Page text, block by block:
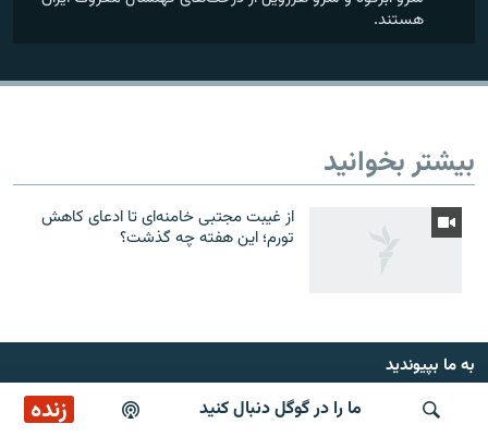
ما را در گوگل دنبال کنید زنده پخش آنلاین
هستند.
بیشتر بخوانید
از غیبت مجتبی خامنه‌ای تا ادعای کاهش
تورم؛ این هفته چه گذشت؟
به ما بپیوندید